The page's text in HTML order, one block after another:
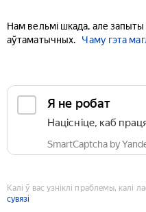
Нам вельмі шкада, але
аўтаматычных.
Чаму гэта
Я не робат
Націсніце, каб
SmartCaptcha by
Калі ў вас узніклі праблемы, калі
сувязі